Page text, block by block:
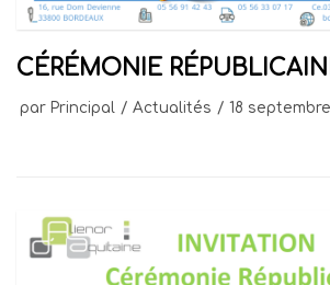
CÉRÉMONIE
par Principal Actualités 18